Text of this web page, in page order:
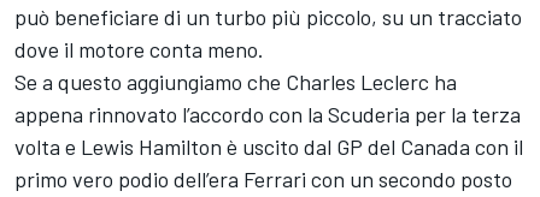
può beneficiare di un turbo più piccolo, su un tracciato
dove il motore conta meno.
Se a questo aggiungiamo che Charles Leclerc ha
appena rinnovato l’accordo con la Scuderia per la terza
volta e Lewis Hamilton è uscito dal GP del Canada con il
primo vero podio dell’era Ferrari con un secondo posto